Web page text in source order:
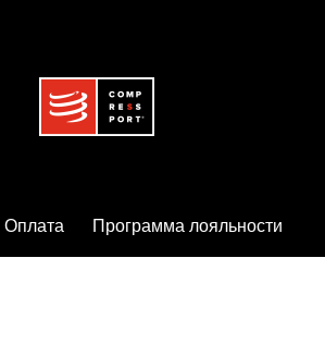
Оплата Программа лояльности